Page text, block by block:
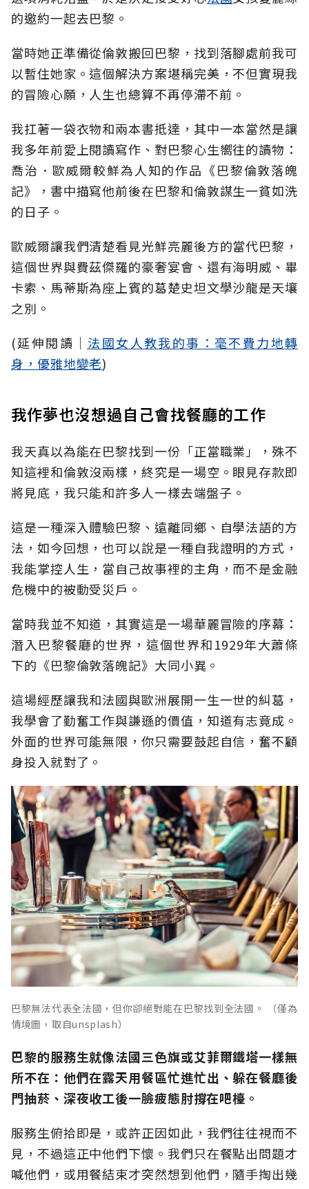
的邀約一起去巴黎。
當時她正準備從倫敦搬回巴黎，找到落腳處前我可
以暫住她家。這個解決方案堪稱完美，不但實現我
的冒險心願，人生也總算不再停滯不前。
我扛著一袋衣物和兩本書抵達，其中一本當然是讓
我多年前愛上閱讀寫作、對巴黎心生嚮往的讀物：
喬治．歐威爾較鮮為人知的作品《巴黎倫敦落魄
記》，書中描寫他前後在巴黎和倫敦謀生一貧如洗
的日子。
歐威爾讓我們清楚看見光鮮亮麗後方的當代巴黎，
這個世界與費茲傑羅的豪奢宴會、還有海明威、畢
卡索、馬蒂斯為座上賓的葛楚史坦文學沙龍是天壤
之別。
(延伸閱讀│ 法國女人教我的事：毫不費力地轉
身，優雅地變老)
我作夢也沒想過自己會找餐廳的工作
我天真以為能在巴黎找到一份「正當職業」，殊不
知這裡和倫敦沒兩樣，終究是一場空。眼見存款即
將見底，我只能和許多人一樣去端盤子。
這是一種深入體驗巴黎、遠離同鄉、自學法語的方
法，如今回想，也可以說是一種自我證明的方式，
我能掌控人生，當自己故事裡的主角，而不是金融
危機中的被動受災戶。
當時我並不知道，其實這是一場華麗冒險的序幕：
潛入巴黎餐廳的世界，這個世界和1929年大蕭條
下的《巴黎倫敦落魄記》大同小異。
這場經歷讓我和法國與歐洲展開一生一世的糾葛，
我學會了勤奮工作與謙遜的價值，知道有志竟成。
外面的世界可能無限，你只需要鼓起自信，奮不顧
身投入就對了。
巴黎無法代表全法國，但你卻絕對能在巴黎找到全法國。 （僅為
情境圖，取自unsplash）
巴黎的服務生就像法國三色旗或艾菲爾鐵塔一樣無
所不在：他們在露天用餐區忙進忙出、躲在餐廳後
門抽菸、深夜收工後一臉疲態肘撐在吧檯。
服務生俯拾即是，或許正因如此，我們往往視而不
見，不過這正中他們下懷。我們只在餐點出問題才
喊他們，或用餐結束才突然想到他們，隨手掏出幾